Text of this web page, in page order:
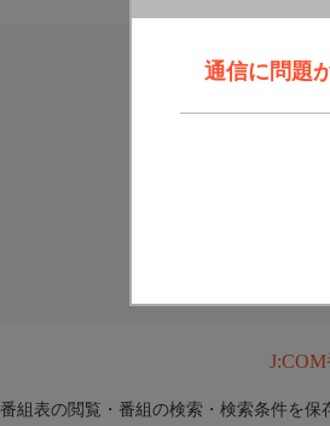
通信に問題
番組表の閲覧・番組の検索・検索条件を保